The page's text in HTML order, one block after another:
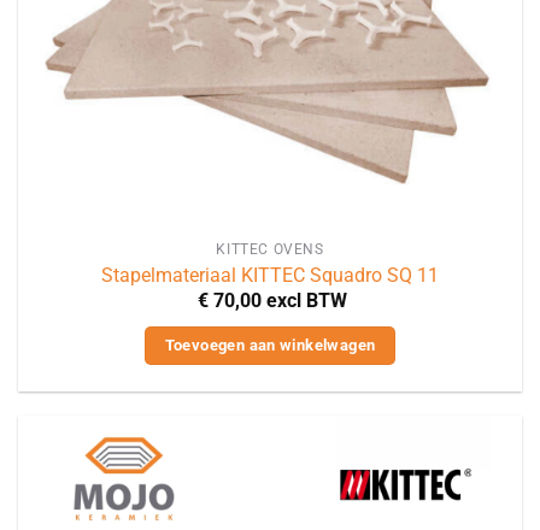
KITTEC OVENS
Stapelmateriaal KITTEC Squadro SQ 11
€ 70,00 excl BTW
Toevoegen aan winkelwagen